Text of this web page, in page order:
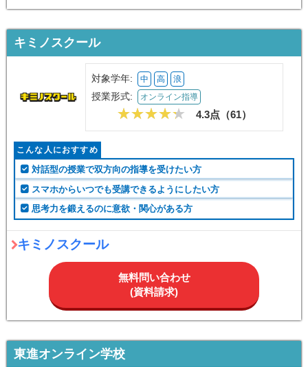
キミノスクール
対象学年: 中 高 浪
授業形式: オンライン指導
4.3点（61）
こんな人におすすめ
対話型の授業で双方向の指導を受けたい方
スマホからいつでも受講できるようにしたい方
思考力を鍛えるのに意欲・関心がある方
キミノスクール
無料問い合わせ
(資料請求)
東進オンライン学校